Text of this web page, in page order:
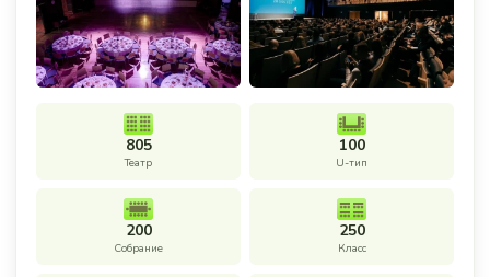
805
Театр
100
U-тип
200
Собрание
250
Класс